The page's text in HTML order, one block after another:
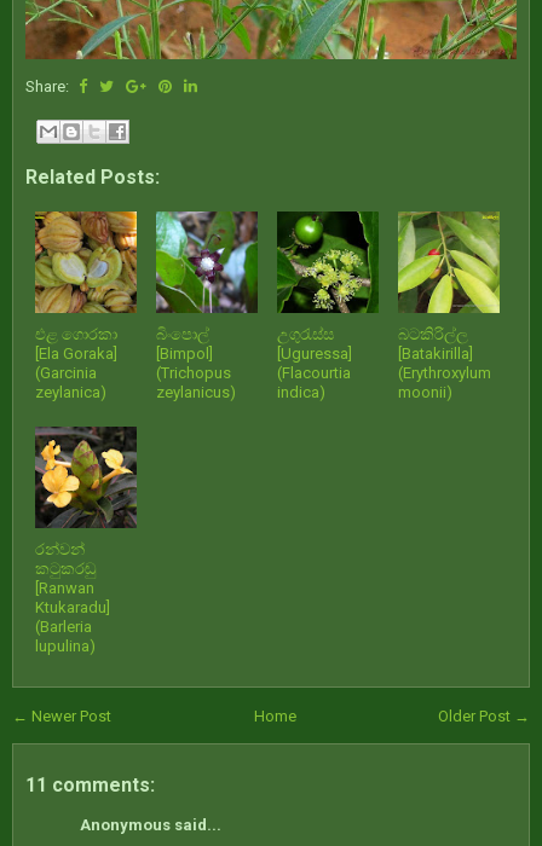
Share:
Related Posts:
එළ ගොරකා
[Ela Goraka]
(Garcinia
zeylanica)
බිංපොල්
[Bimpol]
(Trichopus
zeylanicus)
උගුරැස්ස
[Uguressa]
(Flacourtia
indica)
බටකිරිල්ල
[Batakirilla]
(Erythroxylum
moonii)
රන්වන්
කටුකරඬු
[Ranwan
Ktukaradu]
(Barleria
lupulina)
← Newer Post Older Post →
Home
11 comments:
Anonymous said...